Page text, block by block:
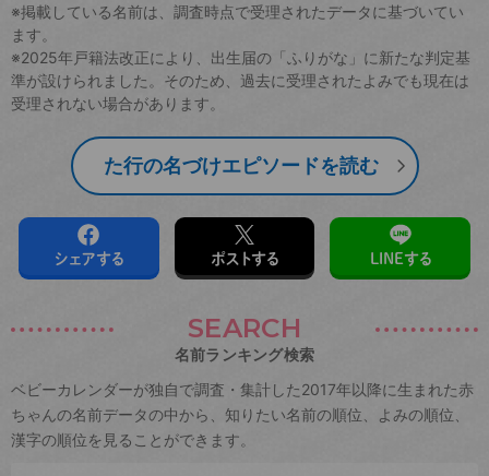
※掲載している名前は、調査時点で受理されたデータに基づいてい
ます。
※2025年戸籍法改正により、出生届の「ふりがな」に新たな判定基
準が設けられました。そのため、過去に受理されたよみでも現在は
受理されない場合があります。
た行の名づけエピソードを読む
シェアする ポストする LINEする
SEARCH
名前ランキング検索
ベビーカレンダーが独自で調査・集計した2017年以降に生まれた赤
ちゃんの名前データの中から、知りたい名前の順位、よみの順位、
漢字の順位を見ることができます。